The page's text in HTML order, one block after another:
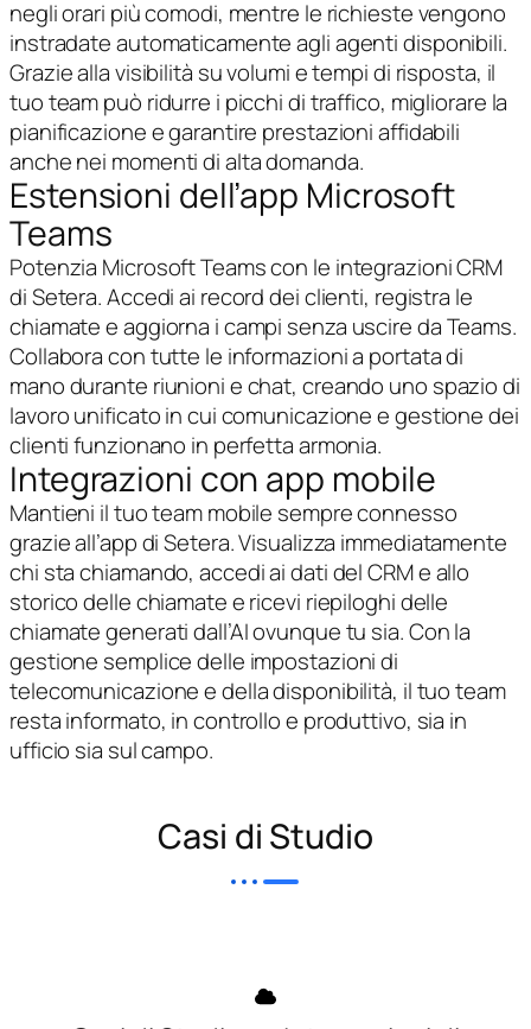
negli orari più comodi, mentre le richieste vengono
instradate automaticamente agli agenti disponibili.
Grazie alla visibilità su volumi e tempi di risposta, il
tuo team può ridurre i picchi di traffico, migliorare la
pianificazione e garantire prestazioni affidabili
anche nei momenti di alta domanda.
Estensioni dell’app Microsoft
Teams
Potenzia Microsoft Teams con le integrazioni CRM
di Setera. Accedi ai record dei clienti, registra le
chiamate e aggiorna i campi senza uscire da Teams.
Collabora con tutte le informazioni a portata di
mano durante riunioni e chat, creando uno spazio di
lavoro unificato in cui comunicazione e gestione dei
clienti funzionano in perfetta armonia.
Integrazioni con app mobile
Mantieni il tuo team mobile sempre connesso
grazie all’app di Setera. Visualizza immediatamente
chi sta chiamando, accedi ai dati del CRM e allo
storico delle chiamate e ricevi riepiloghi delle
chiamate generati dall’AI ovunque tu sia. Con la
gestione semplice delle impostazioni di
telecomunicazione e della disponibilità, il tuo team
resta informato, in controllo e produttivo, sia in
ufficio sia sul campo.
Casi di Studio